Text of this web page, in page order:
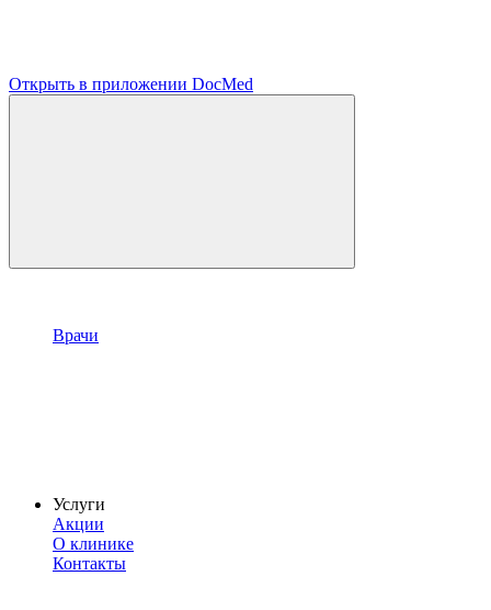
Открыть в приложении DocMed
Врачи
Услуги
Акции
О клинике
Контакты